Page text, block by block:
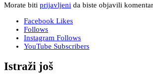
Morate biti prijavljeni da biste objavili
Facebook Likes
Follows
Instagram Follows
YouTube Subscribers
Istraži još